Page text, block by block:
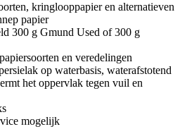
kringlooppapier en alternatieven
papier
300 g Gmund Used of 300 g
en veredelingen
op waterbasis, waterafstotend
het oppervlak tegen vuil en
mogelijk